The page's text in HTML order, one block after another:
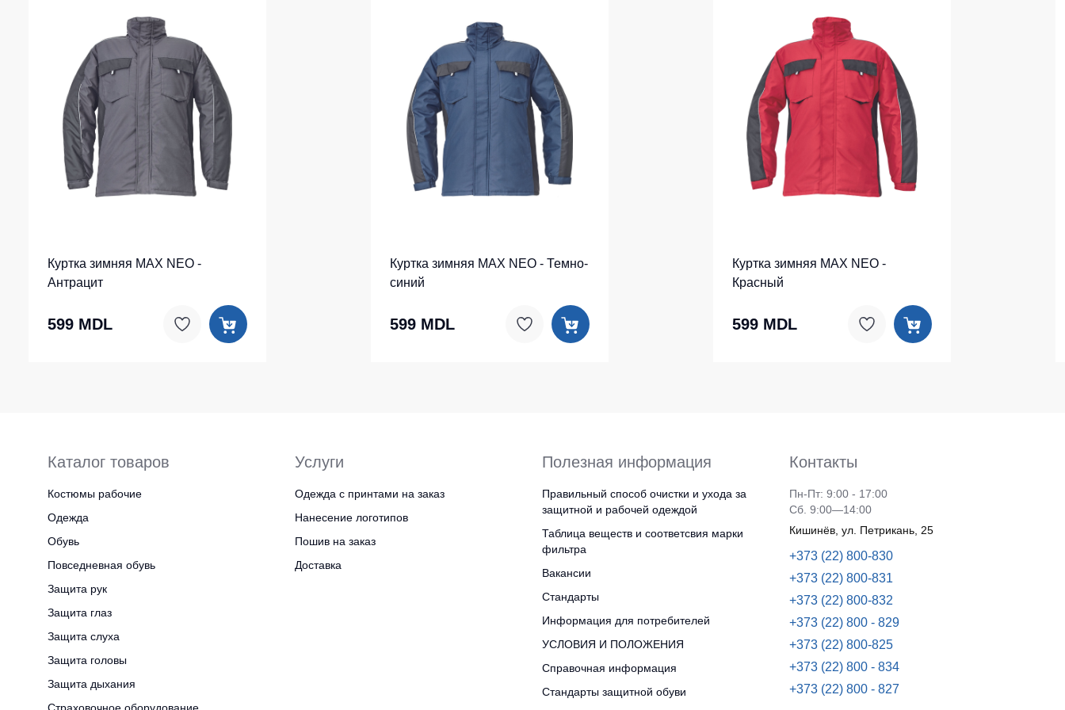
Куртка зимняя MAX NEO -
Антрацит
599 MDL
Куртка зимняя MAX NEO - Темно-
синий
599 MDL
Куртка зимняя MAX NEO -
Красный
599 MDL
Каталог товаров
Костюмы рабочие
Одежда
Обувь
Повседневная обувь
Защита рук
Защита глаз
Защита слуха
Защита головы
Защита дыхания
Услуги
Одежда с принтами на заказ
Нанесение логотипов
Пошив на заказ
Доставка
Полезная информация
Правильный способ очистки и ухода за
защитной и рабочей одеждой
Таблица веществ и соответсвия марки
фильтра
Вакансии
Стандарты
Информация для потребителей
УСЛОВИЯ И ПОЛОЖЕНИЯ
Справочная информация
Стандарты защитной обуви
Контакты
Пн-Пт: 9:00 - 17:00
Сб. 9:00—14:00
Кишинёв, ул. Петрикань, 25
+373 (22) 800-830
+373 (22) 800-831
+373 (22) 800-832
+373 (22) 800 - 829
+373 (22) 800-825
+373 (22) 800 - 834
+373 (22) 800 - 827